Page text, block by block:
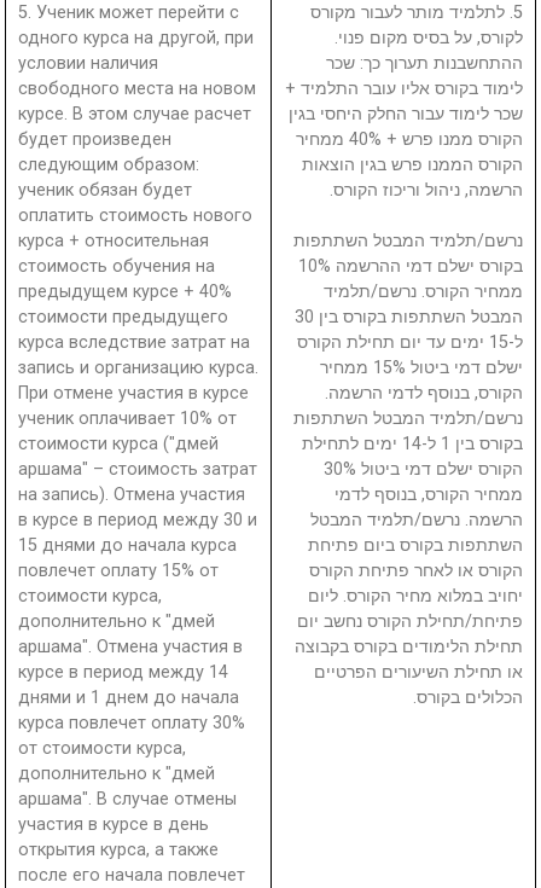
5. Ученик может перейти с
одного курса на другой, при
условии наличия
свободного места на новом
курсе. В этом случае расчет
будет произведен
следующим образом:
ученик обязан будет
оплатить стоимость нового
курса + относительная
стоимость обучения на
предыдущем курсе + 40%
стоимости предыдущего
курса вследствие затрат на
запись и организацию курса.
При отмене участия в курсе
ученик оплачивает 10% от
стоимости курса ("дмей
аршама" – стоимость затрат
на запись). Отмена участия
в курсе в период между 30 и
15 днями до начала курса
повлечет оплату 15% от
стоимости курса,
дополнительно к "дмей
аршама". Отмена участия в
курсе в период между 14
днями и 1 днем до начала
курса повлечет оплату 30%
от стоимости курса,
дополнительно к "дмей
аршама". В случае отмены
участия в курсе в день
открытия курса, а также
после его начала повлечет
5. לתלמיד מותר לעבור מקורס
לקורס, על בסיס מקום פנוי.
ההתחשבנות תערוך כך: שכר
לימוד בקורס אליו עובר התלמיד +
שכר לימוד עבור החלק היחסי בגין
הקורס ממנו פרש + 40% ממחיר
הקורס הממנו פרש בגין הוצאות
הרשמה, ניהול וריכוז הקורס.
נרשם/תלמיד המבטל השתתפות
בקורס ישלם דמי ההרשמה 10%
ממחיר הקורס. נרשם/תלמיד
המבטל השתתפות בקורס בין 30
ל-15 ימים עד יום תחילת הקורס
ישלם דמי ביטול 15% ממחיר
הקורס, בנוסף לדמי הרשמה.
נרשם/תלמיד המבטל השתתפות
בקורס בין 1 ל-14 ימים לתחילת
הקורס ישלם דמי ביטול 30%
ממחיר הקורס, בנוסף לדמי
הרשמה. נרשם/תלמיד המבטל
השתתפות בקורס ביום פתיחת
הקורס או לאחר פתיחת הקורס
יחויב במלוא מחיר הקורס. ליום
פתיחת/תחילת הקורס נחשב יום
תחילת הלימודים בקורס בקבוצה
או תחילת השיעורים הפרטיים
הכלולים בקורס.